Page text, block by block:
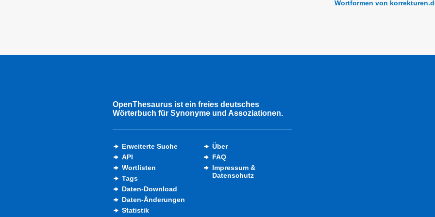
Wortformen von
OpenThesaurus ist ein freies deutsches
Wörterbuch für Synonyme und Assoziationen.
Erweiterte Suche
API
Wortlisten
Tags
Daten-Download
Daten-Änderungen
Statistik
Über
FAQ
Impressum &
Datenschutz